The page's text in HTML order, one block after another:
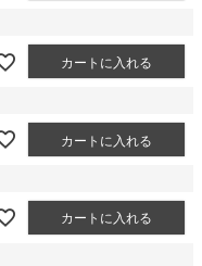
カートに入れる
カートに入れる
カートに入れる